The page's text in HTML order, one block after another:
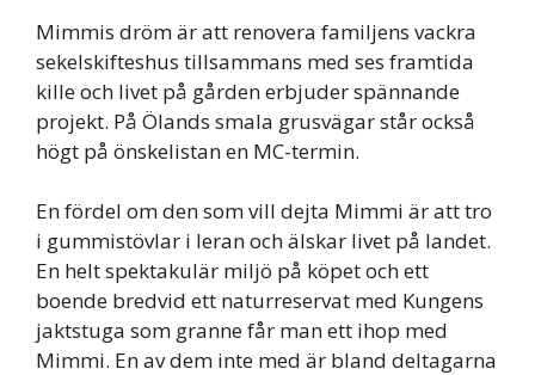
Mimmis dröm är att renovera familjens vackra
sekelskifteshus tillsammans med ses framtida
kille och livet på gården erbjuder spännande
projekt. På Ölands smala grusvägar står också
högt på önskelistan en MC-termin.
En fördel om den som vill dejta Mimmi är att tro
i gummistövlar i leran och älskar livet på landet.
En helt spektakulär miljö på köpet och ett
boende bredvid ett naturreservat med Kungens
jaktstuga som granne får man ett ihop med
Mimmi. En av dem inte med är bland deltagarna